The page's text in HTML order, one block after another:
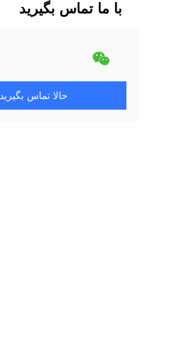
با ما تماس بگیرید
حالا تماس بگیرید